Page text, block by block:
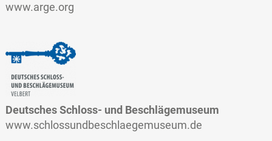
www.arge.org
Deutsches Schloss- und Beschlägemuseum
www.schlossundbeschlaegemuseum.de